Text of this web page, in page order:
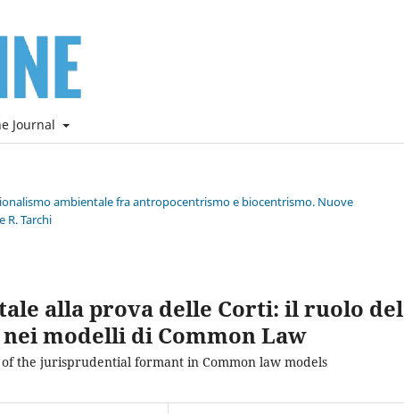
Journal
ambientale fra antropocentrismo e biocentrismo. Nuove
R. Tarchi
alla prova delle Corti: il ruolo del
modelli di Common Law
the jurisprudential formant in Common law models